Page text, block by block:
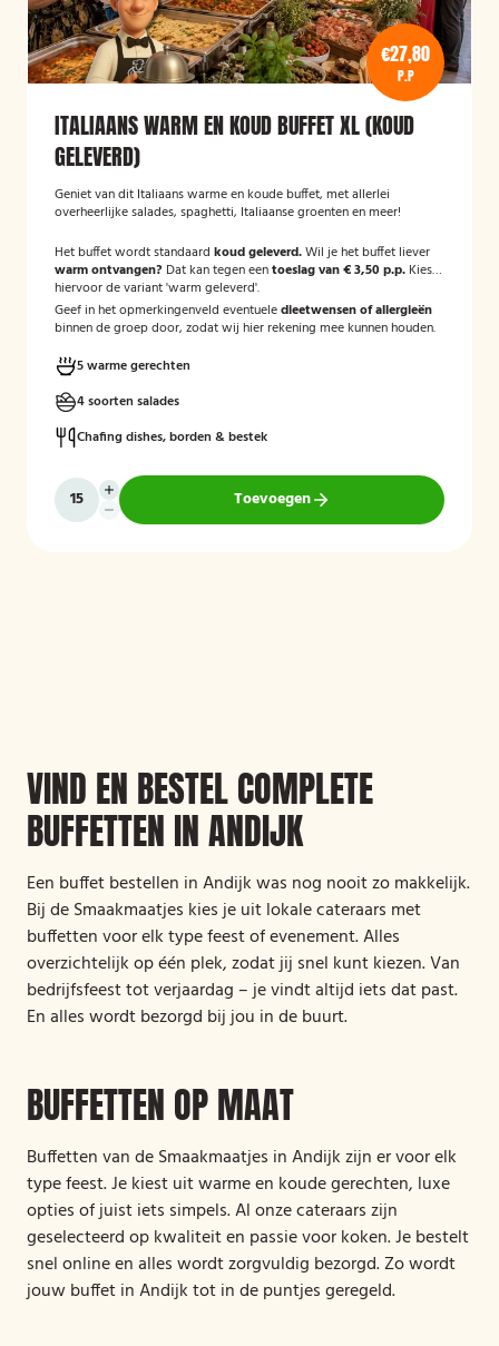
€27,80
P.P
ITALIAANS WARM EN KOUD BUFFET XL (KOUD
GELEVERD)
Geniet van dit Italiaans warme en koude buffet, met allerlei
overheerlijke salades, spaghetti, Italiaanse groenten en meer!
Het buffet wordt standaard koud geleverd.Wil je het buffet liever
warm ontvangen? Dat kan tegen eentoeslag van € 3,50 p.p. Kies
hiervoor de variant 'warm geleverd'.
Geef in het opmerkingenveld eventueledieetwensen of allergieën
binnen de groep door, zodat wij hier rekening mee kunnen houden.
5 warme gerechten
4 soorten salades
Chafing dishes, borden & bestek
Toevoegen
VIND EN BESTEL COMPLETE
BUFFETTEN IN ANDIJK
Een buffet bestellen in Andijk was nog nooit zo makkelijk.
Bij de Smaakmaatjes kies je uit lokale cateraars met
buffetten voor elk type feest of evenement. Alles
overzichtelijk op één plek, zodat jij snel kunt kiezen. Van
bedrijfsfeest tot verjaardag – je vindt altijd iets dat past.
En alles wordt bezorgd bij jou in de buurt.
BUFFETTEN OP MAAT
Buffetten van de Smaakmaatjes in Andijk zijn er voor elk
type feest. Je kiest uit warme en koude gerechten, luxe
opties of juist iets simpels. Al onze cateraars zijn
geselecteerd op kwaliteit en passie voor koken. Je bestelt
snel online en alles wordt zorgvuldig bezorgd. Zo wordt
jouw buffet in Andijk tot in de puntjes geregeld.